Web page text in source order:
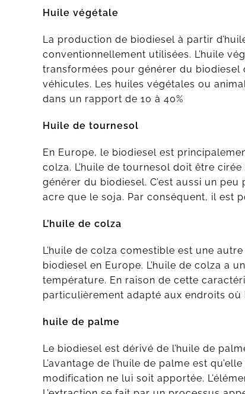
Huile végétale
La production de biodiesel à partir
conventionnellement utilisées. L’huile
transformées pour générer du
véhicules. Les huiles végétales ou
dans un rapport de 10 à 40%
Huile de tournesol
En Europe, le biodiesel est
colza. L’huile de tournesol doit être
générer du biodiesel. C’est aussi un
acre que le soja. Par conséquent, il est
L’huile de colza
L’huile de colza comestible est une
biodiesel en Europe. L’huile de colza a
température. En raison de cette
particulièrement adapté aux endroits où
huile de palme
Le biodiesel est dérivé de l’huile de
L’avantage de l’huile de palme est
modification ne lui soit apportée.